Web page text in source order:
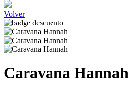
Volver
Caravana Hannah